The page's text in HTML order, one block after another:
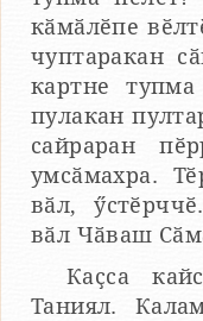
кӑмӑлӗпе
чуптаракан
картне
пулакан
сайраран
умсӑмахра.
вӑл,
вӑл Чӑваш
Каҫса
Таниял.